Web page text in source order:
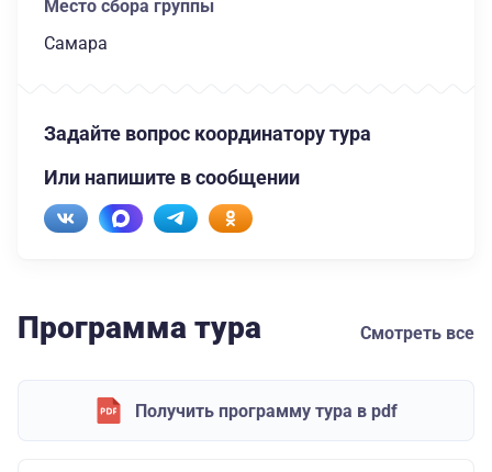
Место сбора группы
Самара
Задайте вопрос координатору тура
Или напишите в сообщении
Программа тура Смотреть все
Получить программу тура в pdf